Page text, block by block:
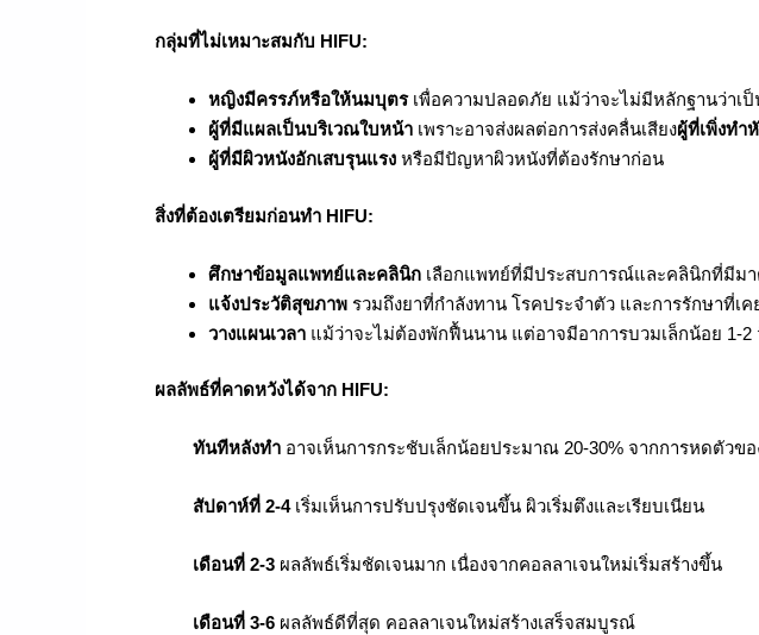
กลุ่มที่ไม่เหมาะสมกับ HIFU:
หญิงมีครรภ์หรือให้นมบุตรเพื่อความปลอดภัย แม้ว่าจะไม่มีหลักฐานว่าเ
ผู้ที่มีแผลเป็นบริเวณใบหน้า เพราะอาจส่งผลต่อการส่งคลื่นเสียงผู้ที่เพิ่งทำ
ผู้ที่มีผิวหนังอักเสบรุนแรง หรือมีปัญหาผิวหนังที่ต้องรักษาก่อน
สิ่งที่ต้องเตรียมก่อนทำ HIFU:
ศึกษาข้อมูลแพทย์และคลินิก เลือกแพทย์ที่มีประสบการณ์และคลินิกที่มีมา
แจ้งประวัติสุขภาพ รวมถึงยาที่กำลังทาน โรคประจำตัว และการรักษาที่เค
วางแผนเวลา แม้ว่าจะไม่ต้องพักฟื้นนาน แต่อาจมีอาการบวมเล็กน้อย 1-2
ผลลัพธ์ที่คาดหวังได้จาก HIFU:
ทันทีหลังทำ อาจเห็นการกระชับเล็กน้อยประมาณ 20-30% จากการหดตัวขอ
สัปดาห์ที่ 2-4เริ่มเห็นการปรับปรุงชัดเจนขึ้น ผิวเริ่มตึงและเรียบเนียน
เดือนที่ 2-3 ผลลัพธ์เริ่มชัดเจนมาก เนื่องจากคอลลาเจนใหม่เริ่มสร้างขึ้น
เดือนที่ 3-6 ผลลัพธ์ดีที่สุด คอลลาเจนใหม่สร้างเสร็จสมบูรณ์